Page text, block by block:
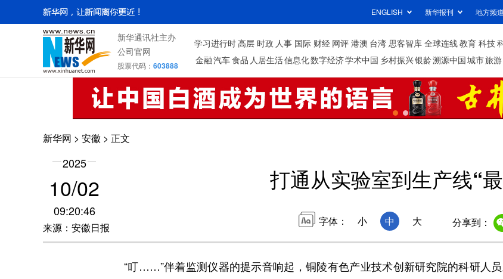
ENGLISH 新华报刊 地方频道
新华通讯社主办
公司官网
股票代码： 603888
学习进行时高层 时政 人事 国际 财经 网评 港澳 台湾 思客智库 全球连线教育 科技
金融汽车食品 人居生活信息化数字经济学术中国 乡村振兴银龄溯源中国城市旅游
新华网 > 安徽 > 正文
2025
10/02
09:20:46
来源：安徽日报
打通从实验室到生产线“
字体： 小 中 大 分享到：
“叮……”伴着监测仪器的提示音响起，铜陵有色产业技术创新研究院的科研人员